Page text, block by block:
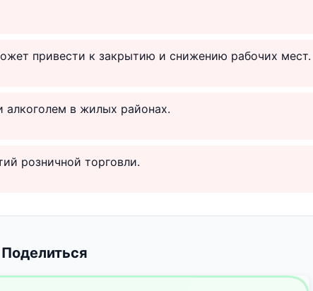
привести к закрытию и снижению рабочих мест.
алкоголем в жилых районах.
розничной торговли.
Поделиться